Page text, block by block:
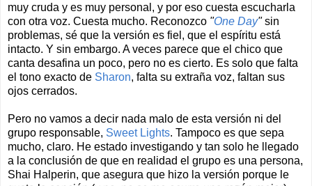
muy cruda y es muy personal, y por eso cuesta escucharla
con otra voz. Cuesta mucho. Reconozco "One Day"sin
problemas, sé que la versión es fiel, que el espíritu está
intacto. Y sin embargo. A veces parece que el chico que
canta desafina un poco, pero no es cierto. Es solo que falta
el tono exacto de Sharon, falta su extraña voz, faltan sus
ojos cerrados.
Pero no vamos a decir nada malo de esta versión ni del
grupo responsable, Sweet Lights. Tampoco es que sepa
mucho, claro. He estado investigando y tan solo he llegado
a la conclusión de que en realidad el grupo es una persona,
Shai Halperin, que asegura que hizo la versión porque le